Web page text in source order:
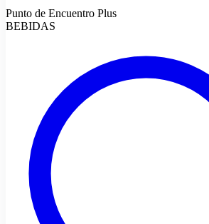
Punto de Encuentro Plus
BEBIDAS